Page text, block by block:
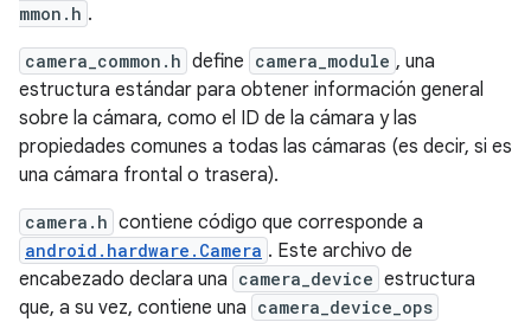
mmon.h .
camera_common.h define camera_module , una
estructura estándar para obtener información general
sobre la cámara, como el ID de la cámara y las
propiedades comunes a todas las cámaras (es decir, si es
una cámara frontal o trasera).
camera.h contiene código que corresponde a
android.hardware.Camera . Este archivo de
encabezado declara una camera_device estructura
que, a su vez, contiene una camera_device_ops